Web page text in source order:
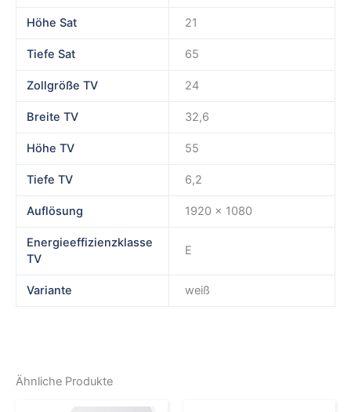
Höhe Sat 21
Tiefe Sat 65
Zollgröße TV 24
Breite TV 32,6
Höhe TV 55
Tiefe TV 6,2
Auflösung 1920 x 1080
Energieeffizienzklasse
TV
E
Variante weiß
Ähnliche Produkte